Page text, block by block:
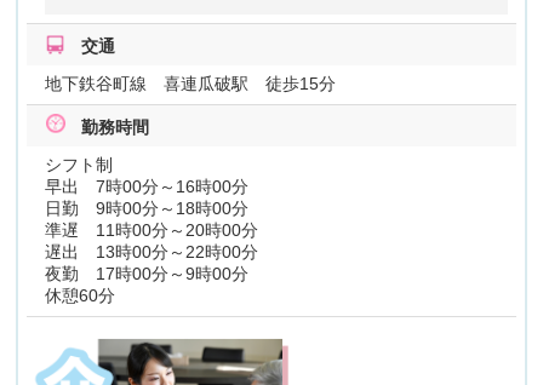
交通
地下鉄谷町線 喜連瓜破駅 徒歩15分
勤務時間
シフト制
早出 7時00分～16時00分
日勤 9時00分～18時00分
準遅 11時00分～20時00分
遅出 13時00分～22時00分
夜勤 17時00分～9時00分
休憩60分